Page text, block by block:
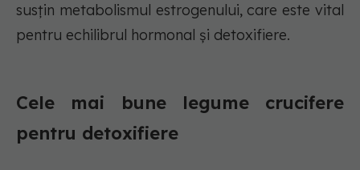
susțin metabolismul estrogenului, care este vital
pentru echilibrul hormonal și detoxifiere.
Cele mai bune legume crucifere
pentru detoxifiere